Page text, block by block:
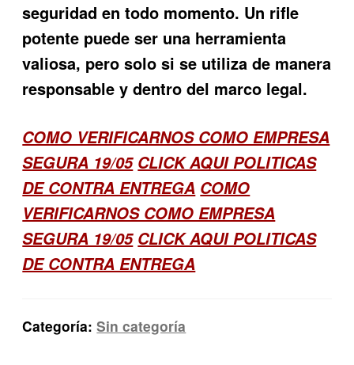
seguridad en todo momento. Un rifle
potente puede ser una herramienta
valiosa, pero solo si se utiliza de manera
responsable y dentro del marco legal.
COMO VERIFICARNOS COMO EMPRESA
SEGURA 19/05 CLICK AQUI POLITICAS
DE CONTRA ENTREGA COMO
VERIFICARNOS COMO EMPRESA
SEGURA 19/05 CLICK AQUI POLITICAS
DE CONTRA ENTREGA
Categoría:Sin categoría